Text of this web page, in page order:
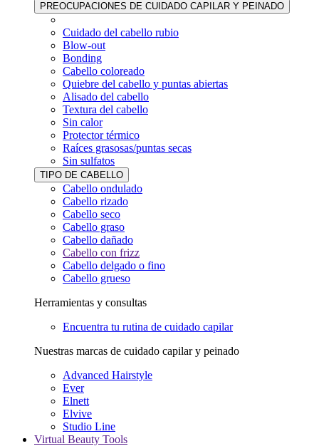
PREOCUPACIONES DE CUIDADO CAPILAR Y PEINADO
Cuidado del cabello rubio
Blow-out
Bonding
Cabello coloreado
Quiebre del cabello y puntas abiertas
Alisado del cabello
Textura del cabello
Sin calor
Protector térmico
Raíces grasosas/puntas secas
Sin sulfatos
TIPO DE CABELLO
Cabello ondulado
Cabello rizado
Cabello seco
Cabello graso
Cabello dañado
Cabello con frizz
Cabello delgado o fino
Cabello grueso
Herramientas y consultas
Encuentra tu rutina de cuidado capilar
Nuestras marcas de cuidado capilar y peinado
Advanced Hairstyle
Ever
Elnett
Elvive
Studio Line
Virtual Beauty Tools